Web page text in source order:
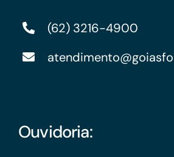
(62) 3216-4900
Ouvidoria: